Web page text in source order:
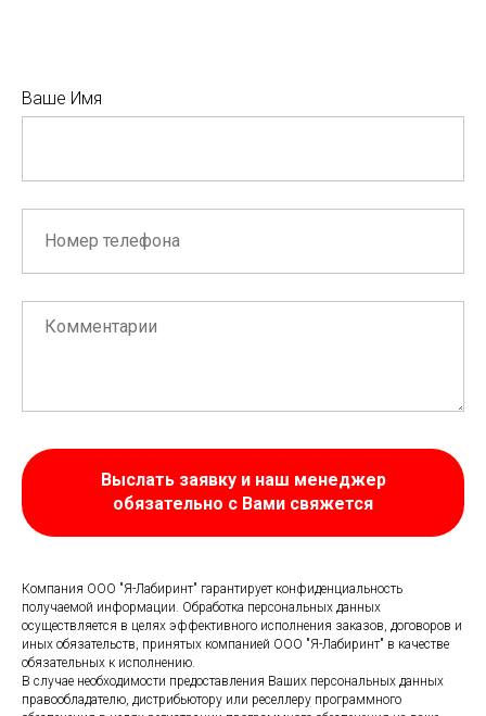
Ваше Имя
Выслать заявку и наш менеджер
обязательно с Вами свяжется
Компания ООО "Я-Лабиринт" гарантирует конфиденциальность
получаемой информации. Обработка персональных данных
осуществляется в целях эффективного исполнения заказов, договоров и
иных обязательств, принятых компанией ООО "Я-Лабиринт" в качестве
обязательных к исполнению.
В случае необходимости предоставления Ваших персональных данных
правообладателю, дистрибьютору или реселлеру программного